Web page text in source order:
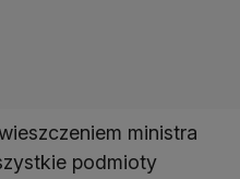
ministra
podmioty